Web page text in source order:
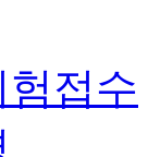
접수